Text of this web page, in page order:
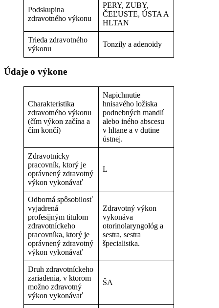
Podskupina
zdravotného výkonu
PERY, ZUBY,
ČEĽUSTE, ÚSTA A
HLTAN
Trieda zdravotného
výkonu
Tonzily a adenoidy
Údaje o výkone
Charakteristika
zdravotného výkonu
(čím výkon začína a
čím končí)
Napichnutie
hnisavého ložiska
podnebných mandlí
alebo iného abscesu
v hltane a v dutine
ústnej.
Zdravotnícky
pracovník, ktorý je
oprávnený zdravotný
výkon vykonávať
L
Odborná spôsobilosť
vyjadrená
profesijným titulom
zdravotníckeho
pracovníka, ktorý je
oprávnený zdravotný
výkon vykonávať
Zdravotný výkon
vykonáva
otorinolaryngológ a
sestra, sestra
špecialistka.
Druh zdravotníckeho
zariadenia, v ktorom
možno zdravotný
výkon vykonávať
ŠA